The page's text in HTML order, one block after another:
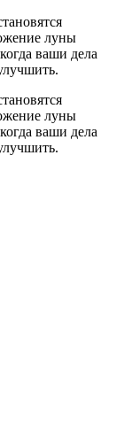
луны
ваши дела
луны
ваши дела